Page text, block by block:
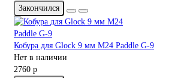
Закончился
Кобура для Glock 9 мм M24 Paddle G-9
Нет в наличии
2760 р